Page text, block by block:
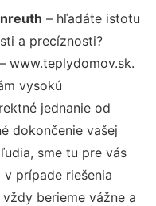
– hľadáte istotu
a precíznosti?
www.teplydomov.sk.
vysokú
jednanie od
dokončenie vašej
sme tu pre vás
prípade riešenia
berieme vážne a